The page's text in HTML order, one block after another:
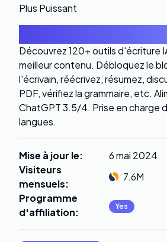
Plus Puissant
Découvrez 120+ outils d'écriture
meilleur contenu. Débloquez le
l'écrivain, réécrivez, résumez,
PDF, vérifiez la grammaire, etc.
ChatGPT 3.5/4. Prise en charge
langues.
Mise à jour le:
6 mai 2024
Visiteurs
mensuels:
7.6M
Programme
d'affiliation: Yes